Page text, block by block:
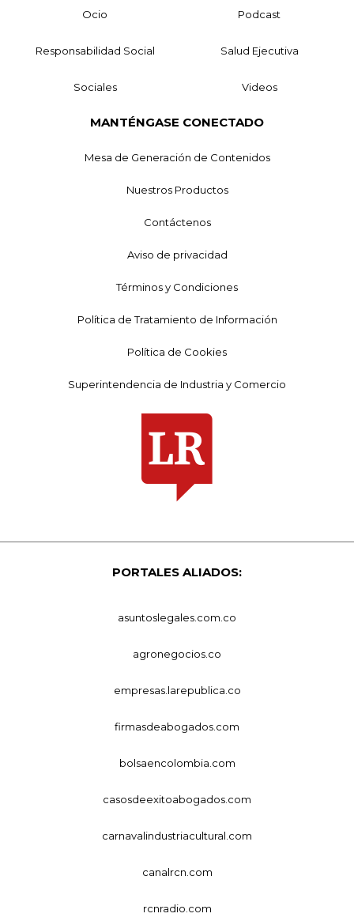
Ocio Podcast
Responsabilidad Social Salud Ejecutiva
Sociales Videos
MANTÉNGASE CONECTADO
Mesa de Generación de Contenidos
Nuestros Productos
Contáctenos
Aviso de privacidad
Términos y Condiciones
Política de Tratamiento de Información
Política de Cookies
Superintendencia de Industria y Comercio
PORTALES ALIADOS:
asuntoslegales.com.co
agronegocios.co
empresas.larepublica.co
firmasdeabogados.com
bolsaencolombia.com
casosdeexitoabogados.com
carnavalindustriacultural.com
canalrcn.com
rcnradio.com